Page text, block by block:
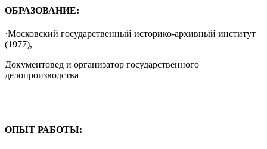
ОБРАЗОВАНИЕ:
·Московский государственный историко-архивный институт
(1977),
Документовед и организатор государственного
делопроизводства
ОПЫТ РАБОТЫ: